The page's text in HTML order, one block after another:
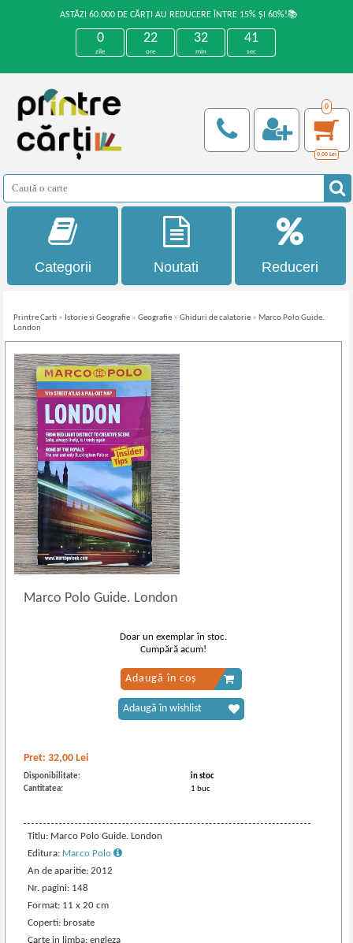
ASTĂZI 60.000 DE CĂRȚI AU REDUCERE ÎNTRE 15% ȘI 60%!📚
0
zile
22
ore
32
min
41
sec
0
0,00 Lei
Categorii Noutati Reduceri
Printre Carti » Istorie si Geografie »Geografie »Ghiduri de calatorie » Marco Polo Guide.
London
Marco Polo Guide. London
Pret:32,00 Lei
Disponibilitate:
in stoc
Cantitatea:
1 buc
Titlu: Marco Polo Guide. London
Editura: Marco Polo
An de aparitie: 2012
Nr. pagini: 148
Format: 11 x 20 cm
Coperti: brosate
Carte in limba: engleza
Doar un exemplar în stoc.
Cumpără acum!
Adaugă în coș
Adaugă în wishlist